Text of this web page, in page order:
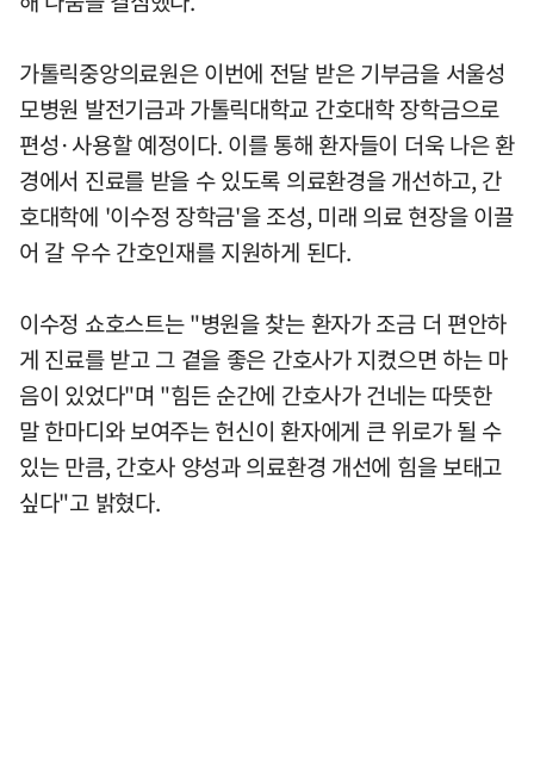
가톨릭중앙의료원은 이번에 전달 받은 기부금을 서울성
모병원 발전기금과 가톨릭대학교 간호대학 장학금으로
편성·사용할 예정이다. 이를 통해 환자들이 더욱 나은 환
경에서 진료를 받을 수 있도록 의료환경을 개선하고, 간
호대학에 '이수정 장학금'을 조성, 미래 의료 현장을 이끌
어 갈 우수 간호인재를 지원하게 된다.
이수정 쇼호스트는 "병원을 찾는 환자가 조금 더 편안하
게 진료를 받고 그 곁을 좋은 간호사가 지켰으면 하는 마
음이 있었다"며 "힘든 순간에 간호사가 건네는 따뜻한
말 한마디와 보여주는 헌신이 환자에게 큰 위로가 될 수
있는 만큼, 간호사 양성과 의료환경 개선에 힘을 보태고
싶다"고 밝혔다.